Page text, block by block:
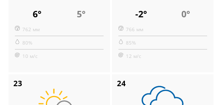
6° 5°
762 мм
80%
10 м/с
-2° 0°
766 мм
85%
12 м/с
23 24